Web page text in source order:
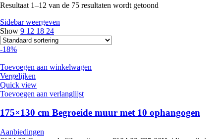
Resultaat 1–12 van de 75 resultaten wordt getoond
Sidebar weergeven
Show 9 12 18 24
-18%
Toevoegen aan winkelwagen
Vergelijken
Quick view
Toevoegen aan verlanglijst
175×130 cm Begroeide muur met 10 ophangogen
Aanbiedingen